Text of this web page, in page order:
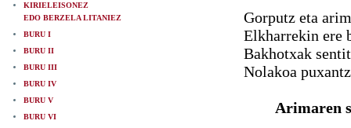
KIRIELEISONEZ
EDO BERZELA LITANIEZ
BURU I
BURU II
BURU III
BURU IV
BURU V
BURU VI
Gorputz eta
Elkharrekin ere
Bakhotxak
Nolakoa
Arimaren